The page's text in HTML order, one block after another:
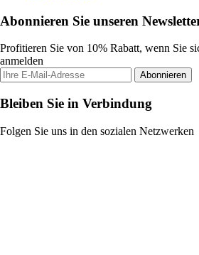
Abonnieren Sie unseren
Profitieren Sie von 10% Rabatt, wenn Sie
anmelden
Abonnieren
Bleiben Sie in Verbindung
Folgen Sie uns in den sozialen Netzwerken